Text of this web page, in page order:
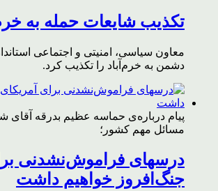
تکذیب شایعات حمله به
معاون سیاسی، امنیتی و اجتماعی
دشمن به خرم‌آباد را تکذیب کرد.
پیام درباره‌ی حماسه عظیم بدرقه آقای
مسائل مهم کشور؛
درسهای فراموش‌نشدنی
جنگ‌افروز خواهیم داشت